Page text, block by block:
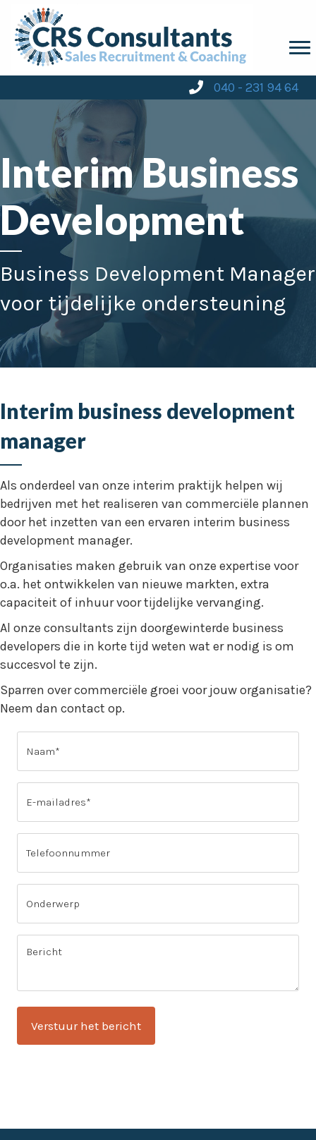
040 - 231 94 64
Interim Business
Development
Business Development Manager
voor tijdelijke ondersteuning
Interim business development
manager
Als onderdeel van onze interim praktijk helpen wij
bedrijven met het realiseren van commerciële plannen
door het inzetten van een ervaren interim business
development manager.
Organisaties maken gebruik van onze expertise voor
o.a. het ontwikkelen van nieuwe markten, extra
capaciteit of inhuur voor tijdelijke vervanging.
Al onze consultants zijn doorgewinterde business
developers die in korte tijd weten wat er nodig is om
succesvol te zijn.
Sparren over commerciële groei voor jouw organisatie?
Neem dan contact op.